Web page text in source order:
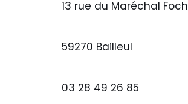
13 rue du Maréchal Foch
59270 Bailleul
03 28 49 26 85